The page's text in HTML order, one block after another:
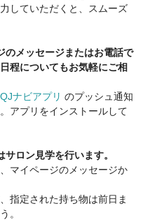
OK！
をサポート。
）
価される
ます。
していただくと、スムーズ
のメッセージまたはお電話で
程についてもお気軽にご相
ナビアプリ のプッシュ通知
アプリをインストールして
ロン見学を行います。
マイページのメッセージか
指定された持ち物は前日ま
。